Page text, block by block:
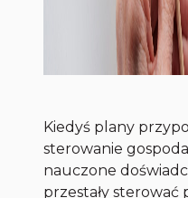
Kiedyś plany
sterowanie
nauczone
przestały sterować